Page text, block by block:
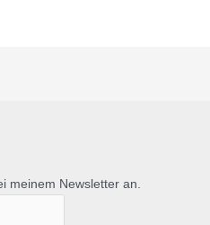
meinem Newsletter an.